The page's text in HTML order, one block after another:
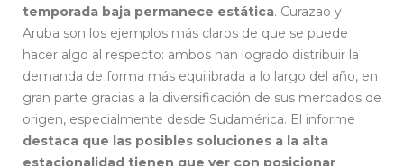
temporada baja permanece estática. Curazao y
Aruba son los ejemplos más claros de que se puede
hacer algo al respecto: ambos han logrado distribuir la
demanda de forma más equilibrada a lo largo del año, en
gran parte gracias a la diversificación de sus mercados de
origen, especialmente desde Sudamérica. El informe
destaca que las posibles soluciones a la alta